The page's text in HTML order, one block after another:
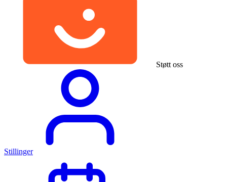
Støtt oss
Stillinger